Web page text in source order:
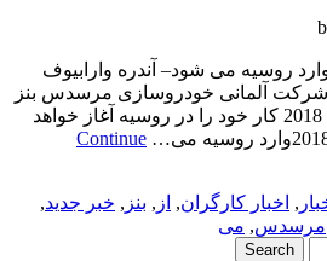
بنز از سال 2018وارد روسیه می شود– آندره وارابیوف
شرکت آلمانی خودروسازی مرسدس بنز
با مشارکت روسیه از سال 2018 کار خود را در روسیه آغاز خواهد
Continue
, اخبار کارگران, از , بنز , خبر جدید,
مرسدس, می